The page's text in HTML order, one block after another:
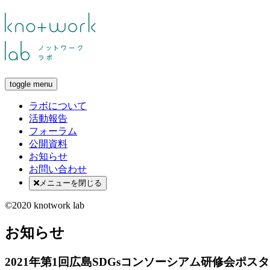
toggle menu
ラボについて
活動報告
フォーラム
公開資料
お知らせ
お問い合わせ
メニューを閉じる
©2020 knotwork lab
お知らせ
2021年第1回広島SDGsコンソーシアム研修会ポス